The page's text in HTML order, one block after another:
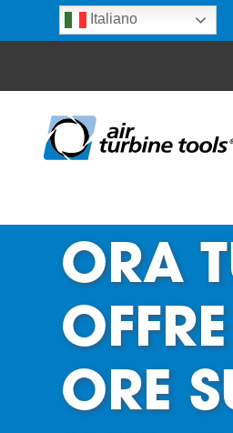
Italiano
ORA
ORE